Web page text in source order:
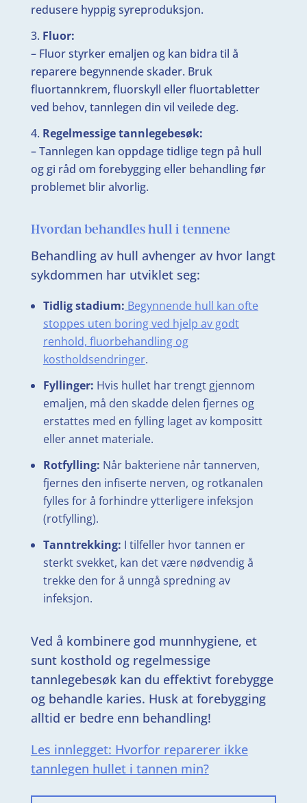
redusere hyppig syreproduksjon.
Fluor:
– Fluor styrker emaljen og kan bidra til å
reparere begynnende skader. Bruk
fluortannkrem, fluorskyll eller fluortabletter
ved behov, tannlegen din vil veilede deg.
Regelmessige tannlegebesøk:
– Tannlegen kan oppdage tidlige tegn på hull
og gi råd om forebygging eller behandling før
problemet blir alvorlig.
Hvordan behandles hull i tennene
Behandling av hull avhenger av hvor langt
sykdommen har utviklet seg:
Tidlig stadium: Begynnende hull kan ofte
stoppes uten boring ved hjelp av godt
renhold, fluorbehandling og
kostholdsendringer.
Fyllinger: Hvis hullet har trengt gjennom
emaljen, må den skadde delen fjernes og
erstattes med en fylling laget av kompositt
eller annet materiale.
Rotfylling: Når bakteriene når tannerven,
fjernes den infiserte nerven, og rotkanalen
fylles for å forhindre ytterligere infeksjon
(rotfylling).
Tanntrekking: I tilfeller hvor tannen er
sterkt svekket, kan det være nødvendig å
trekke den for å unngå spredning av
infeksjon.
Ved å kombinere god munnhygiene, et
sunt kosthold og regelmessige
tannlegebesøk kan du effektivt forebygge
og behandle karies. Husk at forebygging
alltid er bedre enn behandling!
Les innlegget: Hvorfor reparerer ikke
tannlegen hullet i tannen min?